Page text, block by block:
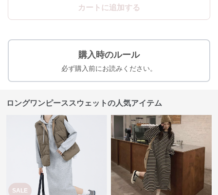
カートに追加する
購入時のルール
必ず購入前にお読みください。
ロングワンピーススウェットの人気アイテム
SALE